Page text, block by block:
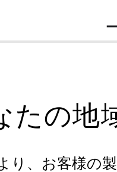
たの地
り、お客様の